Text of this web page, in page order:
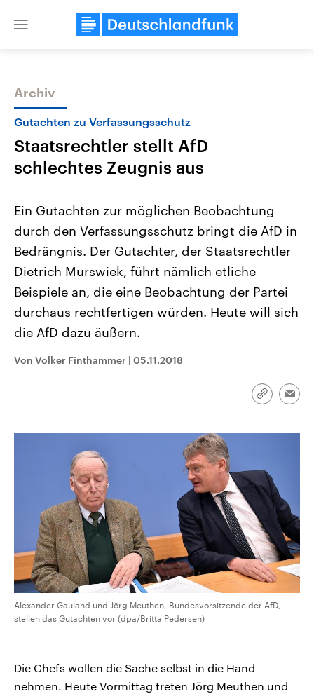
Close
Themen
Landtagswahl Sachsen-Anhalt
2026
Alle Informationen
Sachsen-Anhalt wählt am 6.
September 2026 einen neuen
Landtag. Seit 2021 wird das
Bundesland von einer Koalition aus
CDU, SPD und FDP regiert.-
Umfragen, Prognosen,
und Hintergründe zu den Parteien
und Kandidaten der anstehenden
USA
Aktuelle Beiträge,
Hintergründe
Wirtschaftlich und
gehören die Vereinigten
den mächtigsten Ländern
mit großem Einfluss auf
Sendungen Programm Podcasts
Archiv
Gutachten zu Verfassungsschutz
Staatsrechtler stellt AfD
schlechtes Zeugnis aus
Ein Gutachten zur möglichen Beobachtung
durch den Verfassungsschutz bringt die AfD in
Bedrängnis. Der Gutachter, der Staatsrechtler
Dietrich Murswiek, führt nämlich etliche
Beispiele an, die eine Beobachtung der Partei
durchaus rechtfertigen würden. Heute will sich
die AfD dazu äußern.
Von Volker Finthammer | 05.11.2018
Link
Alexander Gauland und Jörg Meuthen, Bundesvorsitzende der AfD,
stellen das Gutachten vor (dpa/Britta Pedersen)
Die Chefs wollen die Sache selbst in die Hand
nehmen. Heute Vormittag treten Jörg Meuthen und